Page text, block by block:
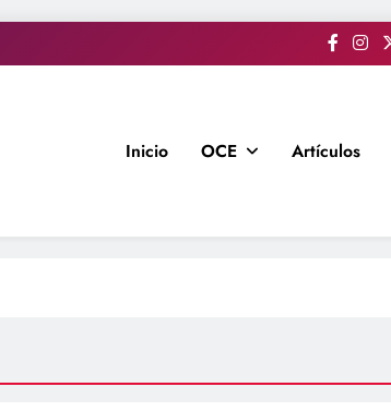
Inicio OCE Artículos